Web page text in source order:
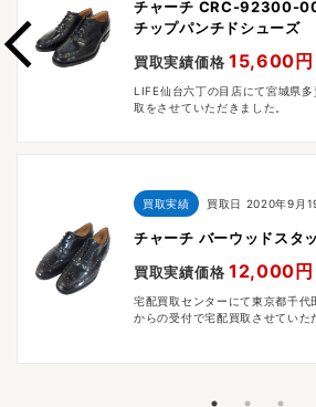
チャーチ CRC-92300-
チップパンチドシューズ
買取実績価格 15,600円
LIFE仙台六丁の目店にて宮城県
取をさせていただきました。
買取実績 買取日 2020年9月
チャーチ バーウッドスタ
買取実績価格 12,000円
宅配買取センターにて東京都千
からの受付で宅配買取させていた